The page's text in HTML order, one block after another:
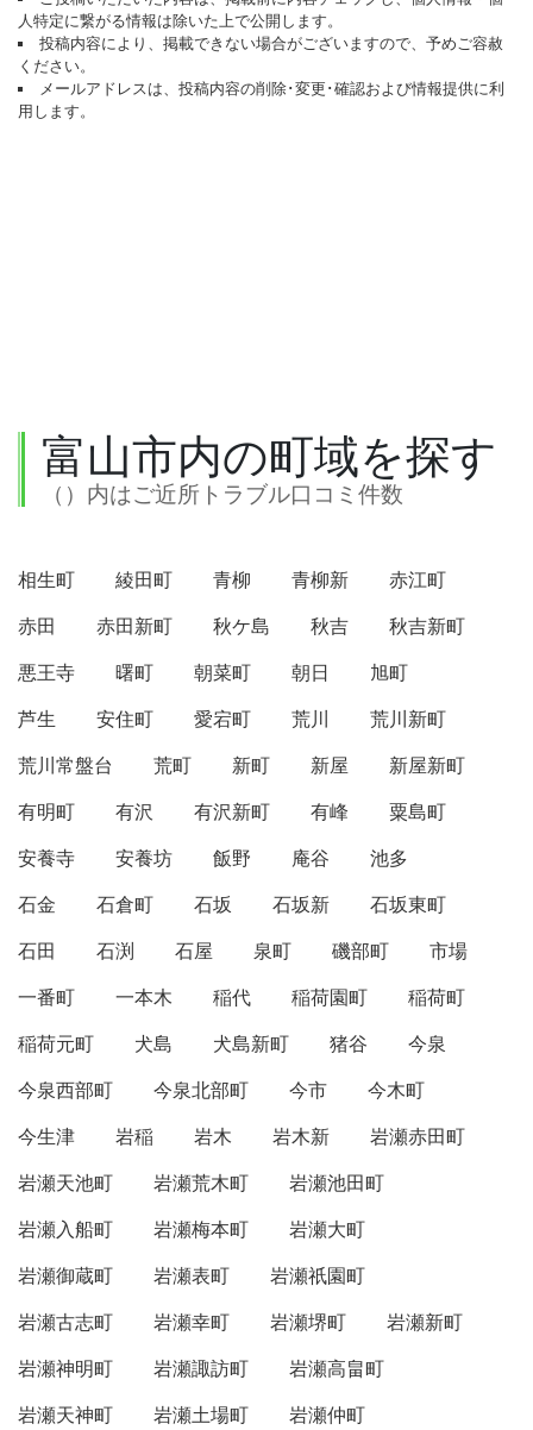
人特定に繋がる情報は除いた上で公開します。
投稿内容により、掲載できない場合がございますので、予めご容赦
ください。
メールアドレスは、投稿内容の削除･変更･確認および情報提供に利
用します。
富山市内の町域を探す
（）内はご近所トラブル口コミ件数
相生町 綾田町 青柳 青柳新
赤江町
赤田
赤田新町 秋ケ島 秋吉
秋吉新町
悪王寺
曙町 朝菜町 朝日
旭町
芦生
安住町 愛宕町 荒川
荒川新町
荒川常盤台
荒町 新町 新屋
新屋新町
有明町
有沢 有沢新町 有峰
粟島町
安養寺
安養坊 飯野 庵谷
池多
石金
石倉町 石坂 石坂新
石坂東町
石田
石渕 石屋 泉町 磯部町
市場
一番町
一本木 稲代 稲荷園町
稲荷町
稲荷元町
犬島 犬島新町 猪谷
今泉
今泉西部町
今泉北部町 今市
今木町
今生津
岩稲 岩木 岩木新
岩瀬赤田町
岩瀬天池町
岩瀬荒木町
岩瀬池田町
岩瀬入船町
岩瀬梅本町
岩瀬大町
岩瀬御蔵町
岩瀬表町
岩瀬祇園町
岩瀬古志町
岩瀬幸町 岩瀬堺町
岩瀬新町
岩瀬神明町
岩瀬諏訪町
岩瀬高畠町
岩瀬天神町
岩瀬土場町
岩瀬仲町